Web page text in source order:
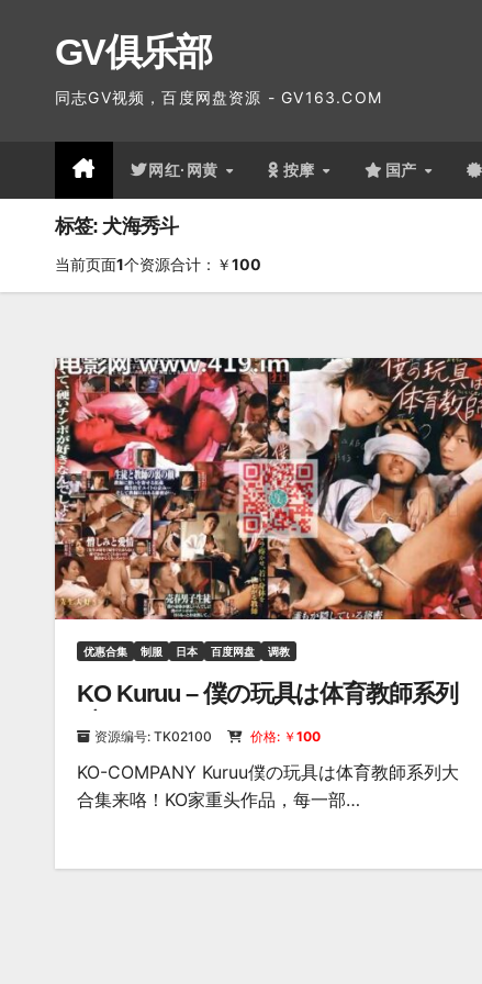
GV俱乐部
同志GV视频，百度网盘资源 - GV163.COM
网红·网黄 按摩 国产
标签: 犬海秀斗
当前页面1个资源合计：￥100
优惠合集 制服 日本 百度网盘 调教
KO Kuruu – 僕の玩具は体育教師系列
资源编号: TK02100 价格: ￥ 100
KO-COMPANY Kuruu僕の玩具は体育教師系列大
合集来咯！KO家重头作品，每一部…